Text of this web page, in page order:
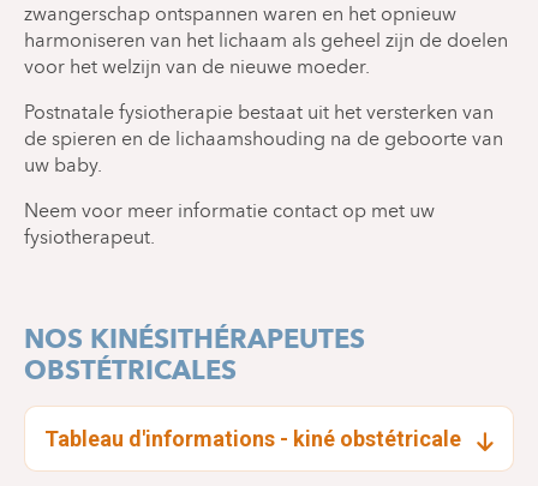
zwangerschap ontspannen waren en het opnieuw
harmoniseren van het lichaam als geheel zijn de doelen
voor het welzijn van de nieuwe moeder.
Postnatale fysiotherapie bestaat uit het versterken van
de spieren en de lichaamshouding na de geboorte van
uw baby.
Neem voor meer informatie contact op met uw
fysiotherapeut.
NOS KINÉSITHÉRAPEUTES
OBSTÉTRICALES
Tableau d'informations - kiné obstétricale